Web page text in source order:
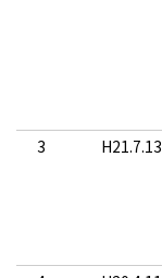
3
H21.7.13